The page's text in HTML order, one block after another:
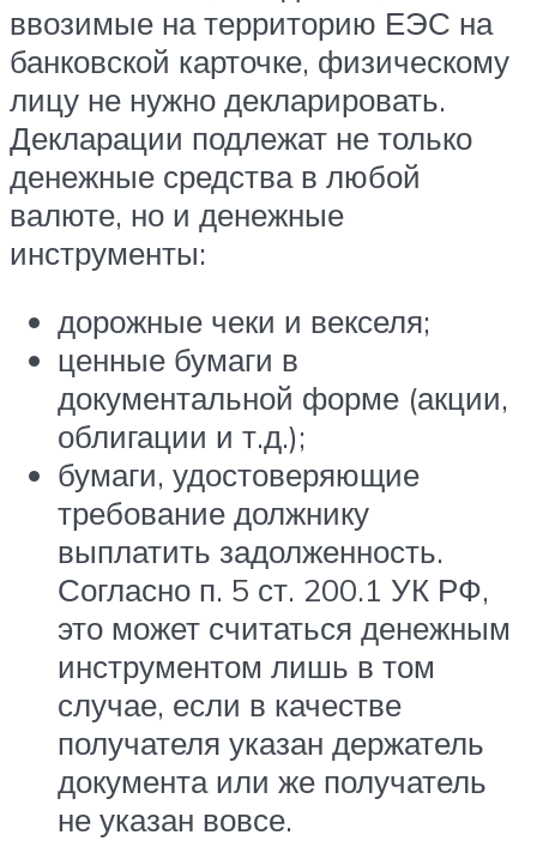
ввозимые на территорию ЕЭС на
банковской карточке, физическому
лицу не нужно декларировать.
Декларации подлежат не только
денежные средства в любой
валюте, но и денежные
инструменты:
дорожные чеки и векселя;
ценные бумаги в
документальной форме (акции,
облигации и т.д.);
бумаги, удостоверяющие
требование должнику
выплатить задолженность.
Согласно п. 5 ст. 200.1 УК РФ,
это может считаться денежным
инструментом лишь в том
случае, если в качестве
получателя указан держатель
документа или же получатель
не указан вовсе.